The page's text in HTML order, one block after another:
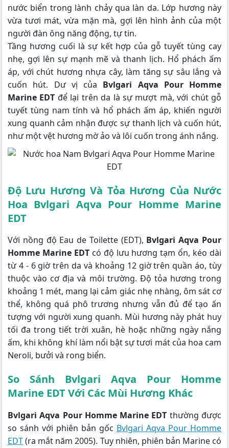
nước biển trong lành chảy qua làn da. Lớp hương này
vừa tươi mát, vừa mặn mà, gợi lên hình ảnh của một
người đàn ông năng động, tự tin.
Tầng hương cuối là sự kết hợp của gỗ tuyết tùng cay
nhẹ, gợi lên sự mạnh mẽ và thanh lịch. Hổ phách ấm
áp, với chút hương nhựa cây, làm tăng sự sâu lắng và
cuốn hút. Dư vị của Bvlgari Aqva Pour Homme
Marine EDT để lại trên da là sự mượt mà, với chút gỗ
tuyết tùng nam tính và hổ phách ấm áp, khiến người
xung quanh cảm nhận được sự thanh lịch và cuốn hút,
như một vệt hương mờ ảo và lôi cuốn trong ánh nắng.
Độ Lưu Hương Và Tỏa Hương Của Nước
Hoa Bvlgari Aqva Pour Homme Marine
EDT
Với nồng độ Eau de Toilette (EDT), Bvlgari Aqva Pour
Homme Marine EDTcó độ lưu hương tạm ổn, kéo dài
từ 4 - 6 giờ trên da và khoảng 12 giờ trên quần áo, tùy
thuộc vào cơ địa và môi trường. Độ tỏa hương trong
khoảng 1 mét, mang lại cảm giác nhẹ nhàng, ôm sát cơ
thể, không quá phô trương nhưng vẫn đủ để tạo ấn
tượng với người xung quanh. Mùi hương này phát huy
tối đa trong tiết trời xuân, hè hoặc những ngày nắng
ấm, khi không khí làm nổi bật sự tươi mát của hoa cam
Neroli, bưởi và rong biển.
So Sánh Bvlgari Aqva Pour Homme
Marine EDTVới Các Mùi Hương Khác
Bvlgari Aqva Pour Homme Marine EDT thường được
so sánh với phiên bản gốc Bvlgari Aqva Pour Homme
EDT(ra mắt năm 2005). Tuy nhiên, phiên bản Marine có